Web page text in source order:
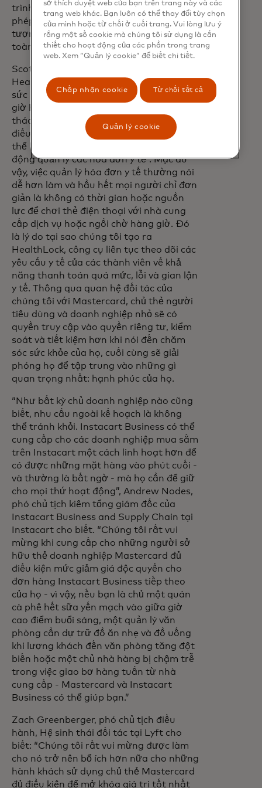
trình khách hàng thân thiết bổ sung, cho
phép chúng tôi trao quyền cho nhiều đối
tượng hơn để áp dụng cách tiếp cận
toàn diện để hạnh phúc.”
Scott Speranza, Giám đốc điều hành của
HealthLock, cho biết: “Bối cảnh chăm sóc
sức khỏe phức tạp và tốn kém hơn bao
giờ hết, và trong môi trường kinh tế đầy
thách thức hiện nay, một trong những
điều quan trọng nhất mà một người có
thể làm để bảo vệ ví tiền của mình là chủ
động quản lý các hóa đơn y tế”. Mặc dù
vậy, việc quản lý hóa đơn y tế thường nói
dễ hơn làm và hầu hết mọi người chỉ đơn
giản là không có thời gian hoặc nguồn
lực để chơi thẻ điện thoại với nhà cung
cấp dịch vụ hoặc ngồi chờ hàng giờ. Đó
là lý do tại sao chúng tôi tạo ra
HealthLock, công cụ liên tục theo dõi các
yêu cầu y tế của các thành viên về khả
năng thanh toán quá mức, lỗi và gian lận
y tế. Thông qua quan hệ đối tác của
chúng tôi với Mastercard, chủ thẻ người
tiêu dùng và doanh nghiệp nhỏ sẽ có
quyền truy cập vào quyền riêng tư, kiểm
soát và tiết kiệm hơn khi nói đến chăm
sóc sức khỏe của họ, cuối cùng sẽ giải
phóng họ để tập trung vào những gì
quan trọng nhất: hạnh phúc của họ.
“Như bất kỳ chủ doanh nghiệp nào cũng
biết, nhu cầu ngoài kế hoạch là không
thể tránh khỏi. Instacart Business có thể
cung cấp cho các doanh nghiệp mua sắm
trên Instacart một cách linh hoạt hơn để
có được những mặt hàng vào phút cuối -
và thường là bất ngờ - mà họ cần để giữ
cho mọi thứ hoạt động”, Andrew Nodes,
phó chủ tịch kiêm tổng giám đốc của
Instacart Business and Supply Chain tại
Instacart cho biết. “Chúng tôi rất vui
mừng khi cung cấp cho những người sở
hữu thẻ doanh nghiệp Mastercard đủ
điều kiện mức giảm giá độc quyền cho
đơn hàng Instacart Business tiếp theo
của họ - vì vậy, nếu bạn là chủ một quán
cà phê hết sữa yến mạch vào giữa giờ
cao điểm buổi sáng, một quản lý văn
phòng cần dự trữ đồ ăn nhẹ và đồ uống
khi lượng khách đến văn phòng tăng đột
biến hoặc một chủ nhà hàng bị chậm trễ
trong việc giao bơ hàng tuần từ nhà
cung cấp - Mastercard và Instacart
Business có thể giúp bạn.”
Zach Greenberger, phó chủ tịch điều
hành, Hệ sinh thái đối tác tại Lyft cho
biết: “Chúng tôi rất vui mừng được làm
cho nó trở nên bổ ích hơn nữa cho những
hành khách sử dụng chủ thẻ Mastercard
đủ điều kiện để mở khóa giá trị tốt nhất
sở thích duyệt web của bạn trên trang này và các
trang web khác. Bạn luôn có thể thay đổi tùy chọn
của mình hoặc từ chối ở cuối trang. Vui lòng lưu ý
rằng một số cookie mà chúng tôi sử dụng là cần
thiết cho hoạt động của các phần trong trang
web. Xem “Quản lý cookie” để biết chi tiết.
Chấp nhận cookie Từ chối tất cả
Quản lý cookie